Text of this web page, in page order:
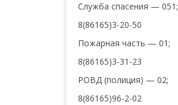
Служба спасения — 051;
8(86165)3-20-50
Пожарная часть — 01;
8(86165)3-31-23
РОВД (полиция) — 02;
8(86165)96-2-02